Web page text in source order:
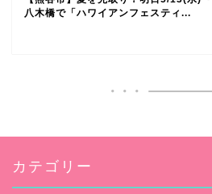
八木橋で「ハワイアンフェスティ...
カテゴリー